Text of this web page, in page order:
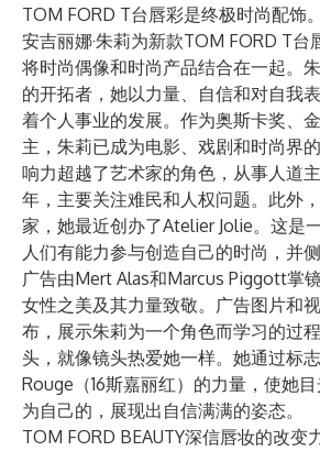
TOM FORD T台唇彩是终极时尚配饰。
安吉丽娜·朱莉为新款TOM FORD T台
将时尚偶像和时尚产品结合在一起。
的开拓者，她以力量、自信和对自我
着个人事业的发展。作为奥斯卡奖、
主，朱莉已成为电影、戏剧和时尚界
响力超越了艺术家的角色，从事人道
年，主要关注难民和人权问题。此外
家，她最近创办了Atelier Jolie。这是
人们有能力参与创造自己的时尚，并
广告由Mert Alas和Marcus Piggott掌
女性之美及其力量致敬。广告图片和
布，展示朱莉为一个角色而学习的过
头，就像镜头热爱她一样。她通过标
Rouge（16斯嘉丽红）的力量，使她
为自己的，展现出自信满满的姿态。
TOM FORD BEAUTY深信唇妆的改变